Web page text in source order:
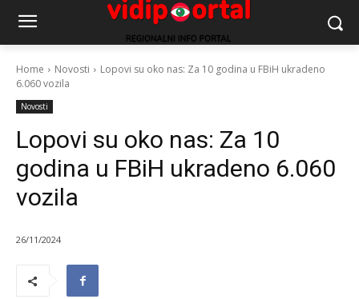
Home Novosti
Lopovi su oko nas: Za 10 godina u FBiH ukradeno
6.060 vozila
Novosti
Lopovi su oko nas: Za 10
godina u FBiH ukradeno 6.060
vozila
26/11/2024